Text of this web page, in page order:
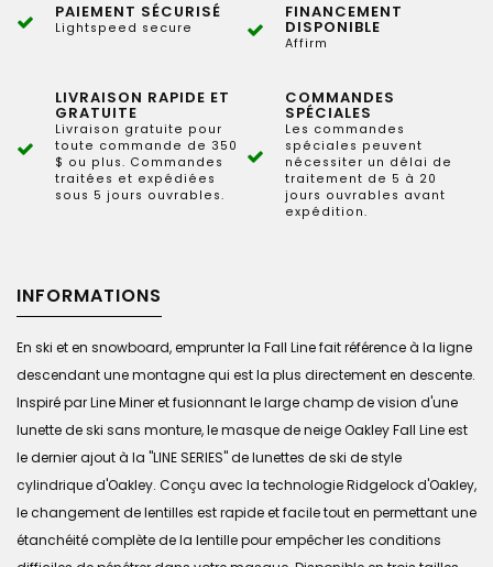
PAIEMENT SÉCURISÉ
Lightspeed secure
FINANCEMENT
DISPONIBLE
Affirm
LIVRAISON RAPIDE ET
GRATUITE
Livraison gratuite pour
toute commande de 350
$ ou plus. Commandes
traitées et expédiées
sous 5 jours ouvrables.
COMMANDES
SPÉCIALES
Les commandes
spéciales peuvent
nécessiter un délai de
traitement de 5 à 20
jours ouvrables avant
expédition.
INFORMATIONS
En ski et en snowboard, emprunter la Fall Line fait référence à la ligne
descendant une montagne qui est la plus directement en descente.
Inspiré par Line Miner et fusionnant le large champ de vision d'une
lunette de ski sans monture, le masque de neige Oakley Fall Line est
le dernier ajout à la "LINE SERIES" de lunettes de ski de style
cylindrique d'Oakley. Conçu avec la technologie Ridgelock d'Oakley,
le changement de lentilles est rapide et facile tout en permettant une
étanchéité complète de la lentille pour empêcher les conditions